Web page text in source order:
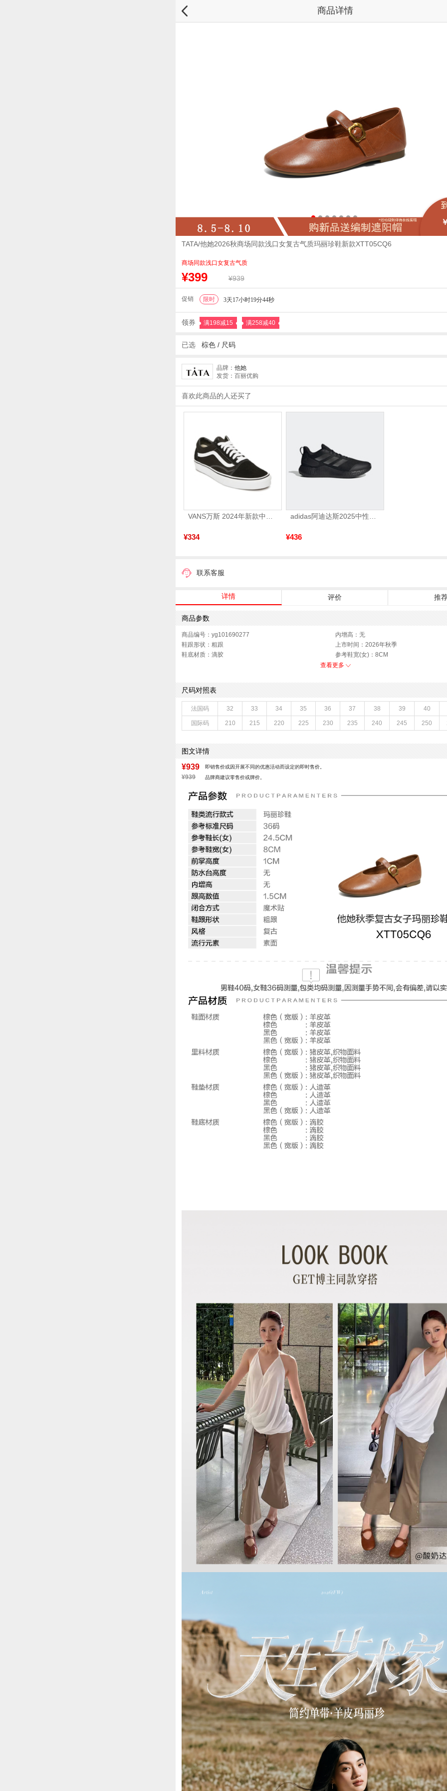
商品详情
TATA/他她2026秋商场同款浅口女复古气质玛丽珍鞋新款XTT05CQ6
商场同款浅口女复古气质
¥399 ¥939
促销 限时 3天17小时19分43秒
领券 满198减15 满258减40
已选 棕色 / 尺码
品牌： 他她
发货：百丽优购
喜欢此商品的人还买了
VANS万斯 2024年新款中性OldSkool帆布鞋/硫化鞋VN000D3HY28（延续款）
¥334
adidas阿迪达斯2025中性edge gamedaySPW FTW-跑步GW2499
¥436
联系客服
详情 评价 推
商品参数
商品编号：yg101690277
内增高：无
鞋跟形状：粗跟
上市时间：2026年秋季
鞋底材质：滴胶
参考鞋宽(女)：8CM
鞋类流行款式：玛丽珍鞋
前掌高度：1CM
款式季节：秋季
配跟：有
鞋垫材质：人造革
鞋头款式：圆头
鞋面材质：羊皮革
鞋面图案：纯色
参考鞋长(女)：24.5CM
适用人群：女子
制鞋工艺：胶贴皮鞋
皮质特征：软面皮
里料材质：织物面料,猪皮革
防水台高度：无
风格：复古
查看更多
尺码对照表
法国码 32 33 34 35 36 37 38 39 40
国际码 210 215 220 225 230 235 240 245 250
图文详情
¥939 即销售价或因开展不同的优惠活动而设定的即时售价。
¥939 品牌商建议零售价或牌价。